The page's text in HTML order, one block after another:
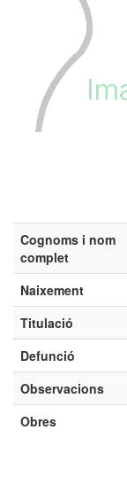
Cognoms i nom
complet
Naixement
Titulació
Defunció
Observacions
Obres